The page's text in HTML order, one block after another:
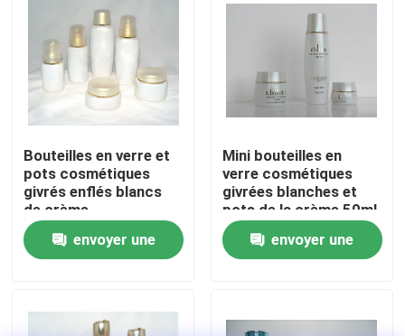
Contrôle de la qualité
Nous contacter
Demandez un devis
Bouteilles en verre vides
Bouteilles en verre de parfum
Bouteilles en verre et
pots cosmétiques
givrés enflés blancs
de crème
envoyer une
Mini bouteilles en
verre cosmétiques
givrées blanches et
pots de la crème 50ml
vide
envoyer une